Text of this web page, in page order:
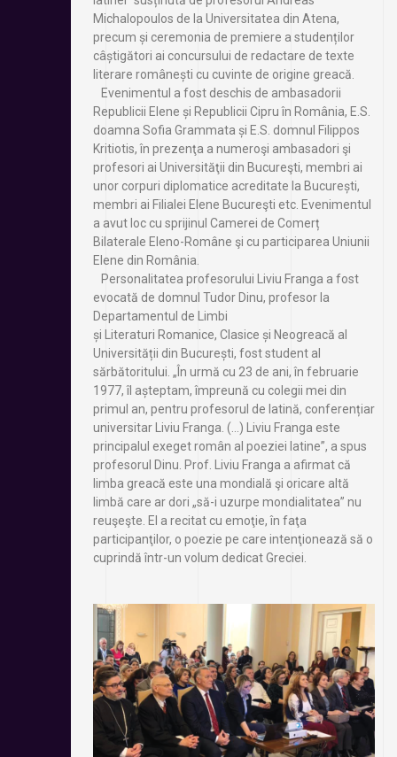
Michalopoulos de la Universitatea din Atena,
precum și ceremonia de premiere a studenților
câștigători ai concursului de redactare de texte
literare românești cu cuvinte de origine greacă.
Evenimentul a fost deschis de ambasadorii
Republicii Elene și Republicii Cipru în România, E.S.
doamna Sofia Grammata și E.S. domnul Filippos
Kritiotis, în prezenţa a numeroşi ambasadori şi
profesori ai Universităţii din Bucureşti, membri ai
unor corpuri diplomatice acreditate la București,
membri ai Filialei Elene Bucureşti etc. Evenimentul
a avut loc cu sprijinul Camerei de Comerț
Bilaterale Eleno-Române şi cu participarea Uniunii
Elene din România.
Personalitatea profesorului Liviu Franga a fost
evocată de domnul Tudor Dinu, profesor la
Departamentul de Limbi
și Literaturi Romanice, Clasice și Neogreacă al
Universității din București, fost student al
sărbătoritului. „În urmă cu 23 de ani, în februarie
1977, îl așteptam, împreună cu colegii mei din
primul an, pentru profesorul de latină, conferențiar
universitar Liviu Franga. (…) Liviu Franga este
principalul exeget român al poeziei latine”, a spus
profesorul Dinu. Prof. Liviu Franga a afirmat că
limba greacă este una mondială şi oricare altă
limbă care ar dori „să-i uzurpe mondialitatea” nu
reuşeşte. El a recitat cu emoţie, în faţa
participanţilor, o poezie pe care intenţionează să o
cuprindă într-un volum dedicat Greciei.